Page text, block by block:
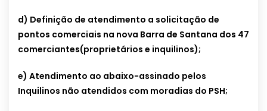
d) Definição de atendimento a solicitação de
pontos comerciais na nova Barra de Santana dos 47
comerciantes(proprietários e inquilinos);
e) Atendimento ao abaixo-assinado pelos
Inquilinos não atendidos com moradias do PSH;